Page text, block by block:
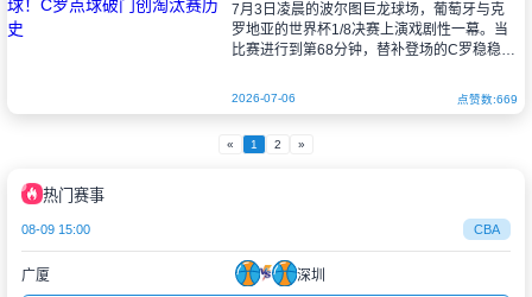
7月3日凌晨的波尔图巨龙球场，葡萄牙与克
罗地亚的世界杯1/8决赛上演戏剧性一幕。当
比赛进行到第68分钟，替补登场的C罗稳稳罚
藏着令人玩味的细节——根据op
2026-07-06 点赞数:669
« 1 2 »
热门赛事
08-09 15:00 CBA
广厦 深圳